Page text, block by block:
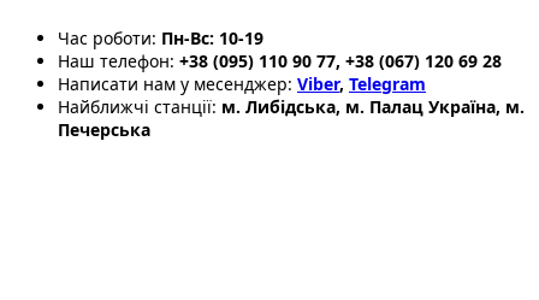
Час роботи: Пн-Вс: 10-19
Наш телефон: +38 (095) 110 90 77, +38 (067) 120 69 28
Написати нам у месенджер: Viber, Telegram
Найближчі станції: м. Либідська, м. Палац Україна, м.
Печерська